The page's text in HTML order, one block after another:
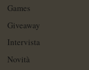
Games
Giveaway
Intervista
Novità